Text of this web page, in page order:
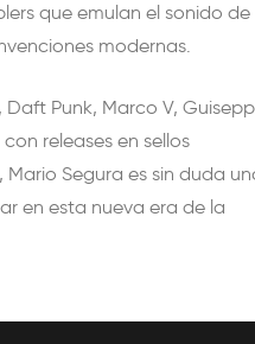
que emulan el sonido de
modernas.
Punk, Marco V,
releases en sellos
Segura es sin duda
en esta nueva era de la